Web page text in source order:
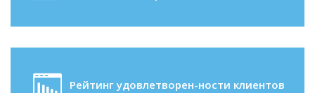
Рейтинг удовлетворен-ности клиентов